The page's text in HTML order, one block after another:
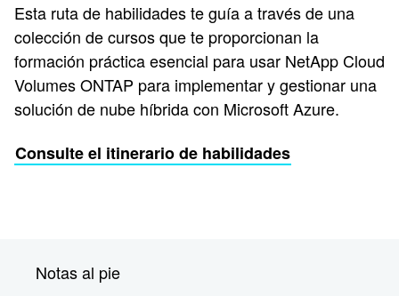
Esta ruta de habilidades te guía a través de una
colección de cursos que te proporcionan la
formación práctica esencial para usar NetApp Cloud
Volumes ONTAP para implementar y gestionar una
solución de nube híbrida con Microsoft Azure.
Consulte el itinerario de habilidades
Notas al pie